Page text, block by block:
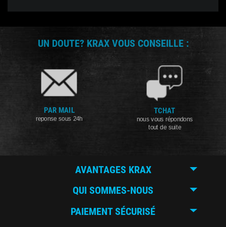
UN DOUTE? KRAX VOUS CONSEILLE :
PAR MAIL
reponse sous 24h
TCHAT
nous vous répondons
tout de suite
AVANTAGES KRAX
QUI SOMMES-NOUS
PAIEMENT SÉCURISÉ